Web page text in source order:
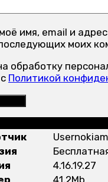
имя, email и
моих
обработку
Политикой
4.16.19.27
41,2Mb